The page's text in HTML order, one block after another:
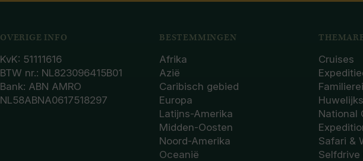
OVERIGE INFO
KvK: 51111616
BTW nr.: NL823096415B01
Bank: ABN AMRO
NL58ABNA0617518297
BESTEMMINGEN
Afrika
Azië
Caribisch gebied
Europa
Latijns-Amerika
Midden-Oosten
Noord-Amerika
Oceanië
Cruises
National
Safari &
Selfdrive